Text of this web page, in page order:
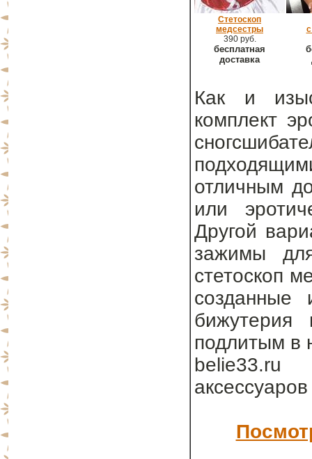
Стетоскоп
медсестры
390 руб.
бесплатная
доставка
Как и
комплект
отличным
или
Другой
зажимы
стетоскоп
созданные
подлитым в
belie33.ru
аксессуаров